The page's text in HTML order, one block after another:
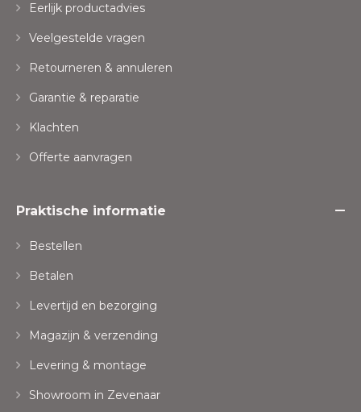
Eerlijk productadvies
Veelgestelde vragen
Retourneren & annuleren
Garantie & reparatie
Klachten
Offerte aanvragen
Praktische informatie
Bestellen
Betalen
Levertijd en bezorging
Magazijn & verzending
Levering & montage
Showroom in Zevenaar